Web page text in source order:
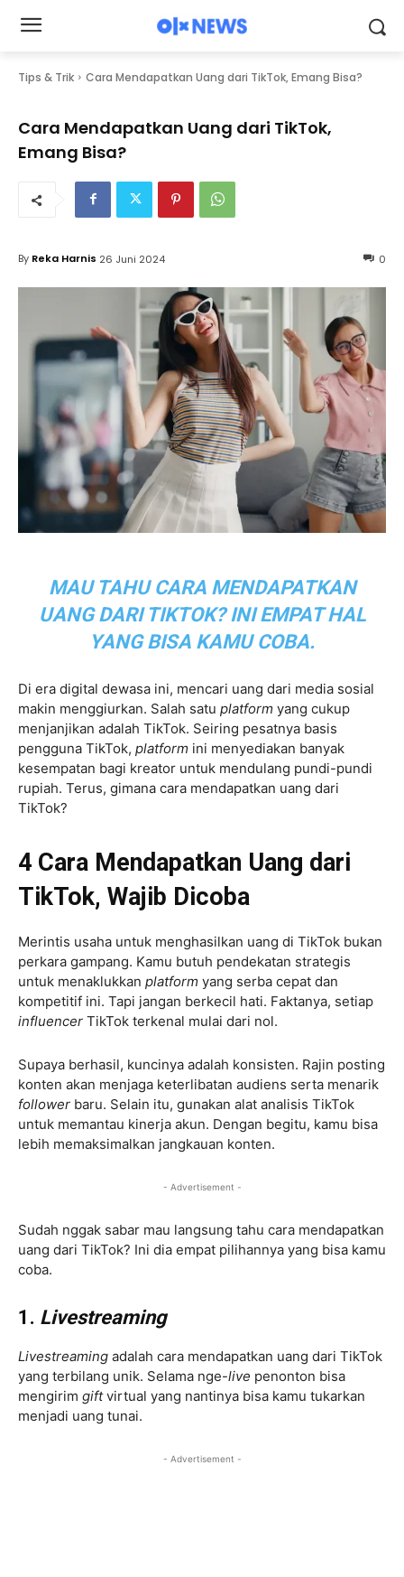
Tips & Trik Cara Mendapatkan Uang dari TikTok, Emang Bisa?
Cara Mendapatkan Uang dari TikTok,
Emang Bisa?
0
By Reka Harnis 26 Juni 2024
MAU TAHU CARA MENDAPATKAN
UANG DARI TIKTOK? INI EMPAT HAL
YANG BISA KAMU COBA.
Di era digital dewasa ini, mencari uang dari media sosial
makin menggiurkan. Salah satu platform yang cukup
menjanjikan adalah TikTok. Seiring pesatnya basis
pengguna TikTok, platform ini menyediakan banyak
kesempatan bagi kreator untuk mendulang pundi-pundi
rupiah. Terus, gimana cara mendapatkan uang dari
TikTok?
4 Cara Mendapatkan Uang dari
TikTok, Wajib Dicoba
Merintis usaha untuk menghasilkan uang di TikTok bukan
perkara gampang. Kamu butuh pendekatan strategis
untuk menaklukkan platform yang serba cepat dan
kompetitif ini. Tapi jangan berkecil hati. Faktanya, setiap
influencer TikTok terkenal mulai dari nol.
Supaya berhasil, kuncinya adalah konsisten. Rajin posting
konten akan menjaga keterlibatan audiens serta menarik
follower baru. Selain itu, gunakan alat analisis TikTok
untuk memantau kinerja akun. Dengan begitu, kamu bisa
lebih memaksimalkan jangkauan konten.
- Advertisement -
Sudah nggak sabar mau langsung tahu cara mendapatkan
uang dari TikTok? Ini dia empat pilihannya yang bisa kamu
coba.
1. Livestreaming
Livestreaming adalah cara mendapatkan uang dari TikTok
yang terbilang unik. Selama nge-live penonton bisa
mengirim giftvirtual yang nantinya bisa kamu tukarkan
menjadi uang tunai.
- Advertisement -